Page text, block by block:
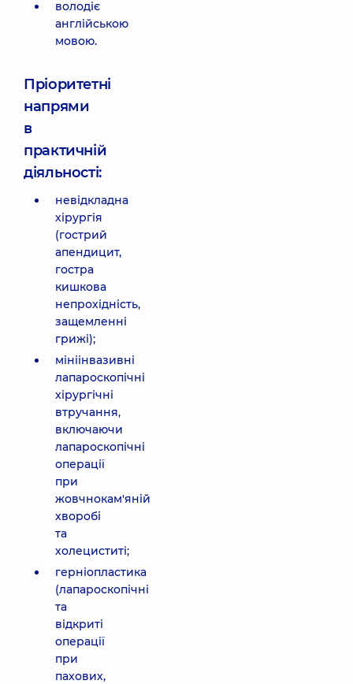
володіє
англійською
мовою.
Пріоритетні
напрями
в
практичній
діяльності:
невідкладна
хірургія
(гострий
апендицит,
гостра
кишкова
непрохідність,
защемленні
грижі);
мініінвазивні
лапароскопічні
хірургічні
втручання,
включаючи
лапароскопічні
операції
при
жовчнокам'яній
хворобі
та
холециститі;
герніопластика
(лапароскопічні
та
відкриті
операції
при
пахових,